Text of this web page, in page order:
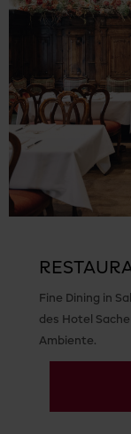
Fine Dining in
des Hotel
Ambiente.